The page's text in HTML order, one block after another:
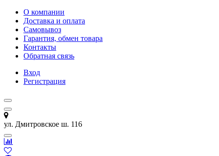
О компании
Доставка и оплата
Самовывоз
Гарантия, обмен товара
Контакты
Обратная связь
Вход
Регистрация
ул. Дмитровское ш. 116